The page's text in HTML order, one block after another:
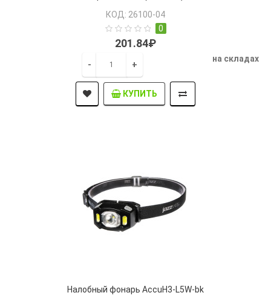
КОД: 26100-04
0
201.84₽
- +
на складах
КУПИТЬ
Налобный фонарь AccuH3-L5W-bk